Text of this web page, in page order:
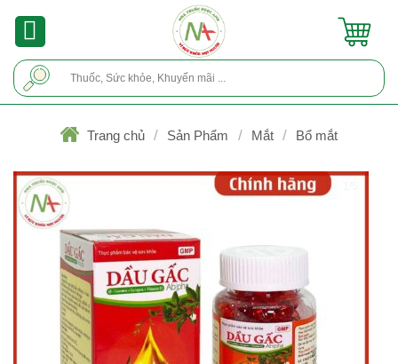
Trang chủ / Sản Phẩm / Mắt / Bổ mắt